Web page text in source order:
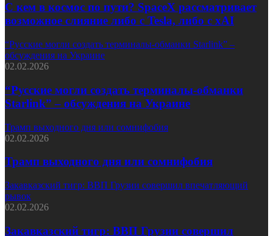
С кем в космос по пути? SpaceX рассматривает
возможное слияние либо с Tesla, либо с xAI
“Русские могли создать терминалы-обманки Starlink” –
обсуждения на Украине
02.02.2026
“Русские могли создать терминалы-обманки
Starlink” – обсуждения на Украине
Трамп выходного дня или сомнифобия
02.02.2026
Трамп выходного дня или сомнифобия
Закавказский тигр: ВВП Грузии совершил впечатляющий
рывок
02.02.2026
Закавказский тигр: ВВП Грузии совершил